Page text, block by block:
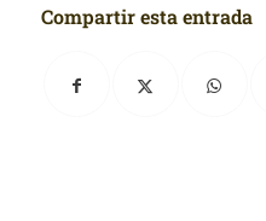
Compartir esta entrada